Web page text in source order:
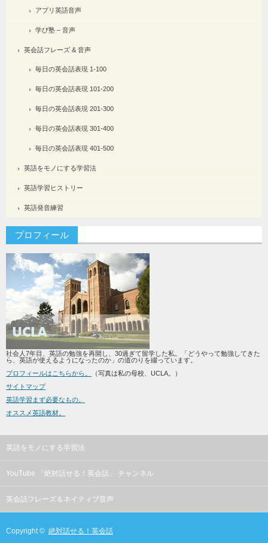
アプリ英語音声
学び塾 – 音声
英会話フレーズ & 音声
毎日の英会話表現 1-100
毎日の英会話表現 101-200
毎日の英会話表現 201-300
毎日の英会話表現 301-400
毎日の英会話表現 401-500
英語をモノにする学習法
英語学習ヒストリー
英語発音練習
プロフィール
社会人7年目、英語の勉強を再開し、30過ぎて留学した私。「どうやって勉強してきた
ら、英語が使えるようになったのか」の道のりを綴っています。
プロフィールはこちらから。
（写真は私の母校、UCLA。）
サイトマップ
英語学習まず必要なもの。
オススメ英語教材。
英語をモノにする学習法
YouTube 「絶対話せる！英会話」 チャンネル
英会話フレーズ＆ネイティブ音声
Copyright © 絶対話せる！英会話